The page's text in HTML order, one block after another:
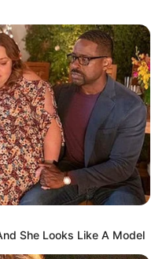
She Looks Like A Model